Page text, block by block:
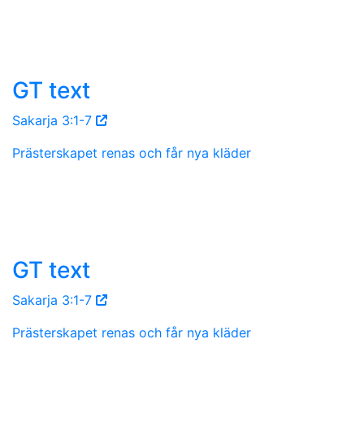
GT text
Sakarja 3:1-7
Prästerskapet renas och får nya kläder
GT text
Sakarja 3:1-7
Prästerskapet renas och får nya kläder